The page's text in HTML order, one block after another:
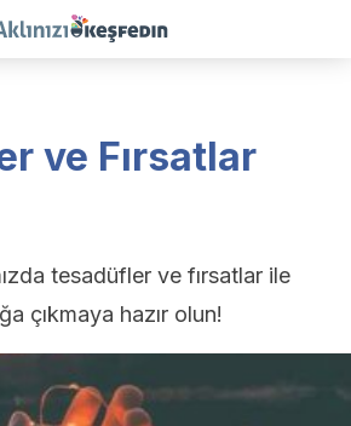
ve Fırsatlar
tesadüfler ve fırsatlar ile
çıkmaya hazır olun!